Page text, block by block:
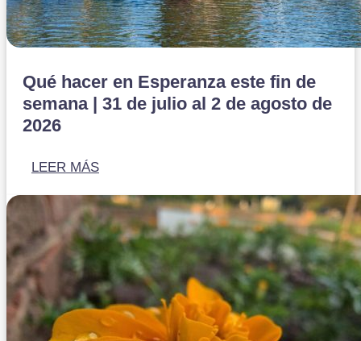
Qué hacer en Esperanza este fin de
semana | 31 de julio al 2 de agosto de
2026
LEER MÁS